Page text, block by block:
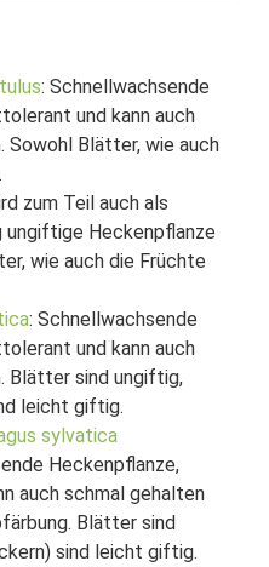
: Schnellwachsende
und kann auch
Sowohl Blätter, wie auch
zum Teil auch als
Heckenpflanze
wie auch die Früchte
: Schnellwachsende
und kann auch
Blätter sind ungiftig,
leicht giftig.
sylvatica
Heckenpflanze,
auch schmal gehalten
Blätter sind
sind leicht giftig.